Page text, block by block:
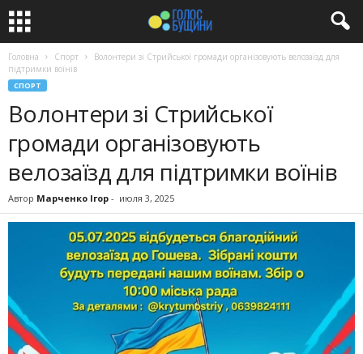
Головна Спорт
Волонтери зі Стрийської громади організовують велозаїзд для
підтримки воїнів
СПОРТ
Волонтери зі Стрийської
громади організовують
велозаїзд для підтримки воїнів
Автор Марченко Ігор - июля 3, 2025